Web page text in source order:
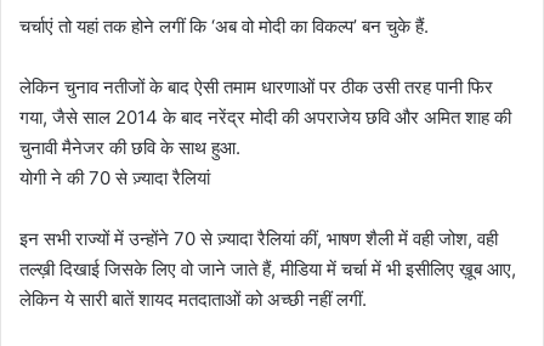
चर्चाएं तो यहां तक होने लगीं कि ‘अब वो मोदी का विकल्प’ बन चुके हैं.
लेकिन चुनाव नतीजों के बाद ऐसी तमाम धारणाओं पर ठीक उसी तरह पानी फिर
गया, जैसे साल 2014 के बाद नरेंद्र मोदी की अपराजेय छवि और अमित शाह की
चुनावी मैनेजर की छवि के साथ हुआ.
योगी ने की 70 से ज़्यादा रैलियां
इन सभी राज्यों में उन्होंने 70 से ज़्यादा रैलियां कीं, भाषण शैली में वही जोश, वही
तल्ख़ी दिखाई जिसके लिए वो जाने जाते हैं, मीडिया में चर्चा में भी इसीलिए ख़ूब आए,
लेकिन ये सारी बातें शायद मतदाताओं को अच्छी नहीं लगीं.